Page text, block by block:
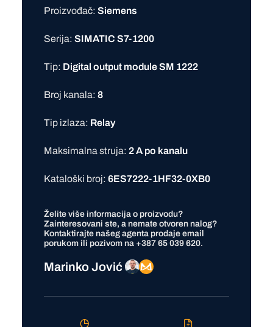
Proizvođač: Siemens
Serija: SIMATIC S7-1200
Tip: Digital output module SM 1222
Broj kanala: 8
Tip izlaza: Relay
Maksimalna struja: 2 A po kanalu
Kataloški broj: 6ES7222-1HF32-0XB0
Želite više informacija o proizvodu?
Zainteresovani ste, a nemate otvoren nalog?
Kontaktirajte našeg agenta prodaje email
porukom ili pozivom na +387 65 039 620.
Marinko Jović